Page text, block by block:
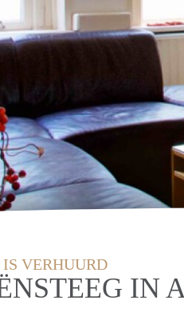
VERHUURD
IN